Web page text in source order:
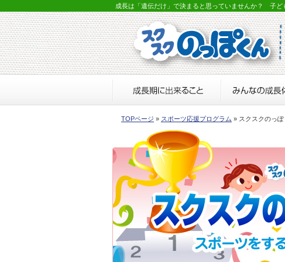
成長は「遺伝だけ」で決まると思っていませんか？ 子
TOPページ » スポーツ応援プログラム » スクスクのっ